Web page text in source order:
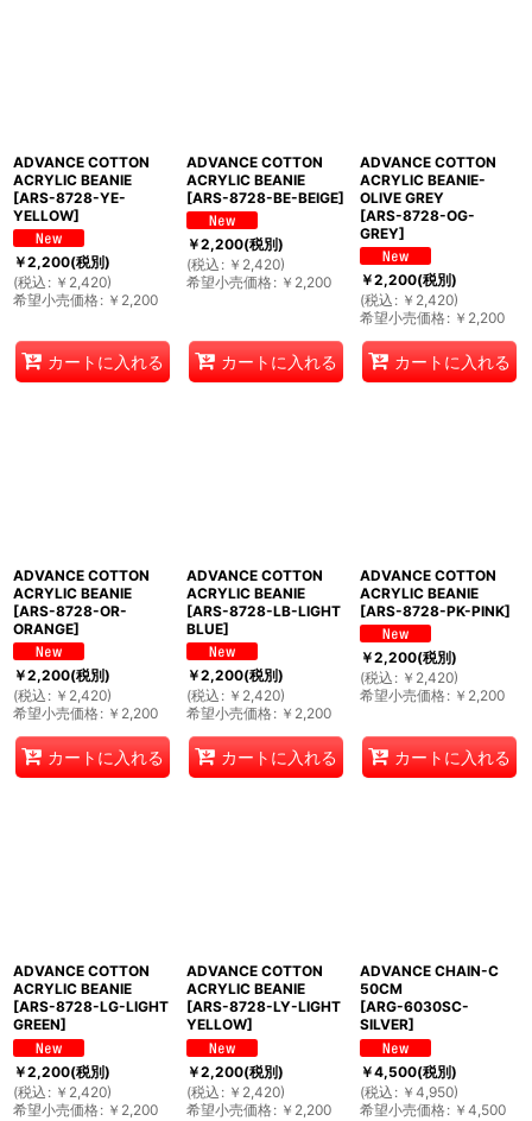
ADVANCE COTTON
ACRYLIC BEANIE
[ARS-8728-YE-
YELLOW]
￥2,200(税別)
(税込 : ￥ 2,420)
希望小売価格: ￥ 2,200
カートに入れる
ADVANCE COTTON
ACRYLIC BEANIE
[ARS-8728-BE-BEIGE]
￥2,200(税別)
(税込 : ￥ 2,420)
希望小売価格: ￥ 2,200
カートに入れる
ADVANCE COTTON
ACRYLIC BEANIE-
OLIVE GREY
[ARS-8728-OG-
GREY]
￥2,200(税別)
(税込 : ￥ 2,420)
希望小売価格: ￥ 2,200
カートに入れる
ADVANCE COTTON
ACRYLIC BEANIE
[ARS-8728-OR-
ORANGE]
￥2,200(税別)
(税込 : ￥ 2,420)
希望小売価格: ￥ 2,200
カートに入れる
ADVANCE COTTON
ACRYLIC BEANIE
[ARS-8728-LB-LIGHT
BLUE]
￥2,200(税別)
(税込 : ￥ 2,420)
希望小売価格: ￥ 2,200
カートに入れる
ADVANCE COTTON
ACRYLIC BEANIE
[ARS-8728-PK-PINK]
￥2,200(税別)
(税込 : ￥ 2,420)
希望小売価格: ￥ 2,200
カートに入れる
ADVANCE COTTON
ACRYLIC BEANIE
[ARS-8728-LG-LIGHT
GREEN]
￥2,200(税別)
(税込 : ￥ 2,420)
希望小売価格: ￥ 2,200
ADVANCE COTTON
ACRYLIC BEANIE
[ARS-8728-LY-LIGHT
YELLOW]
￥2,200(税別)
(税込 : ￥ 2,420)
希望小売価格: ￥ 2,200
ADVANCE CHAIN-C
50CM
[ARG-6030SC-
SILVER]
￥4,500(税別)
(税込 : ￥ 4,950)
希望小売価格: ￥ 4,500